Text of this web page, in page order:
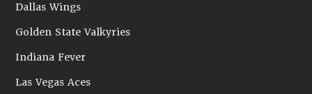
Dallas Wings
Golden State Valkyries
Indiana Fever
Las Vegas Aces